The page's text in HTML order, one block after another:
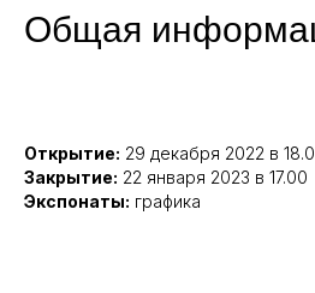
Общая
Открытие: 29 декабря 2022 в
Закрытие: 22 января 2023 в 17.00
Экспонаты: графика